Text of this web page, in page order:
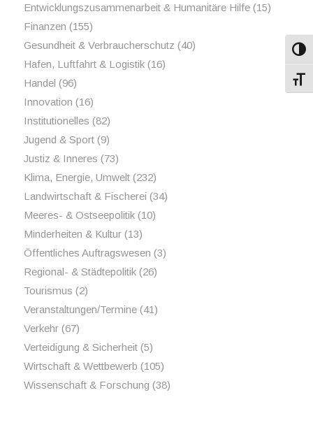
Entwicklungszusammenarbeit & Humanitäre Hilfe(15)
Finanzen (155)
Gesundheit & Verbraucherschutz (40)
Hafen, Luftfahrt & Logistik(16)
Handel (96)
Innovation (16)
Institutionelles (82)
Jugend & Sport(9)
Justiz & Inneres (73)
Klima, Energie, Umwelt(232)
Landwirtschaft & Fischerei (34)
Meeres- & Ostseepolitik(10)
Minderheiten & Kultur(13)
Öffentliches Auftragswesen (3)
Regional- & Städtepolitik(26)
Tourismus (2)
Veranstaltungen/Termine(41)
Verkehr(67)
Verteidigung & Sicherheit(5)
Wirtschaft & Wettbewerb (105)
Wissenschaft & Forschung (38)